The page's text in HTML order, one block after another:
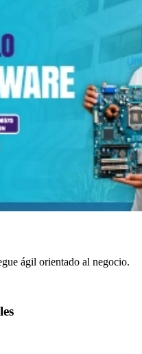
ágil orientado al negocio.